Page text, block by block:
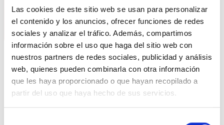
Las cookies de este sitio web se usan para personalizar
el contenido y los anuncios, ofrecer funciones de redes
sociales y analizar el tráfico. Además, compartimos
información sobre el uso que haga del sitio web con
nuestros partners de redes sociales, publicidad y análisis
web, quienes pueden combinarla con otra información
que les haya proporcionado o que hayan recopilado a
partir del uso que haya hecho de sus servicios.
PREGUNTA